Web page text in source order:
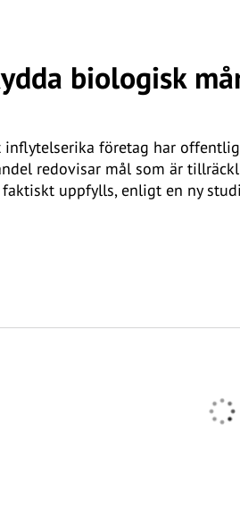
biologisk
inflytelserika företag har
redovisar mål som är
uppfylls, enligt en ny